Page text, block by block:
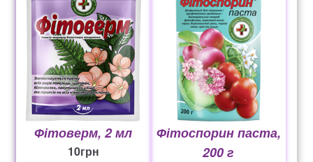
Фітоверм, 2 мл
10грн
Фітоспорин паста,
200 г